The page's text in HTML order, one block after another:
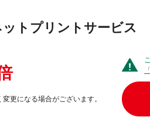
トプリントサービス
更になる場合がございます。